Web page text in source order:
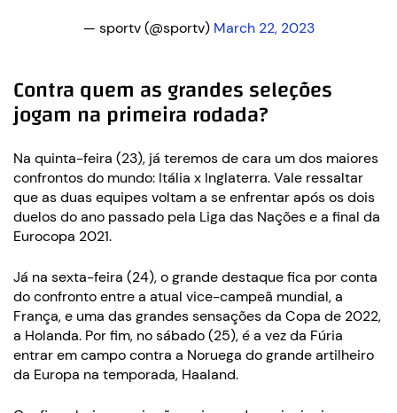
— sportv (@sportv) March 22, 2023
Contra quem as grandes seleções
jogam na primeira rodada?
Na quinta-feira (23), já teremos de cara um dos maiores
confrontos do mundo: Itália x Inglaterra. Vale ressaltar
que as duas equipes voltam a se enfrentar após os dois
duelos do ano passado pela Liga das Nações e a final da
Eurocopa 2021.
Já na sexta-feira (24), o grande destaque fica por conta
do confronto entre a atual vice-campeã mundial, a
França, e uma das grandes sensações da Copa de 2022,
a Holanda. Por fim, no sábado (25), é a vez da Fúria
entrar em campo contra a Noruega do grande artilheiro
da Europa na temporada, Haaland.